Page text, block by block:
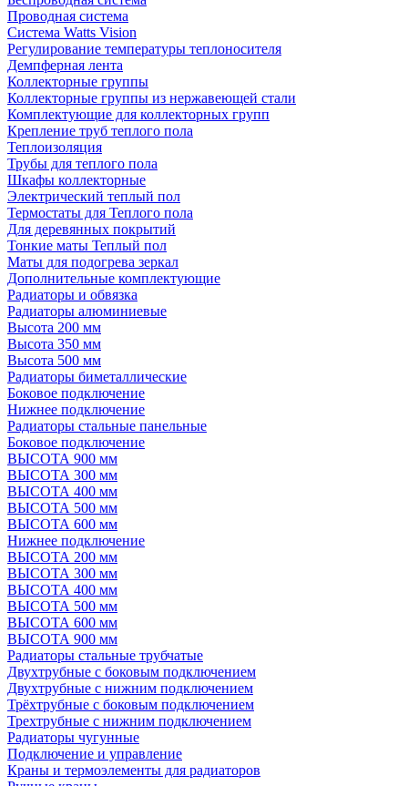
Проводная система
Система Watts Vision
Регулирование температуры теплоносителя
Демпферная лента
Коллекторные группы
Коллекторные группы из нержавеющей стали
Комплектующие для коллекторных групп
Крепление труб теплого пола
Теплоизоляция
Трубы для теплого пола
Шкафы коллекторные
Электрический теплый пол
Термостаты для Теплого пола
Для деревянных покрытий
Тонкие маты Теплый пол
Маты для подогрева зеркал
Дополнительные комплектующие
Радиаторы и обвязка
Радиаторы алюминиевые
Высота 200 мм
Высота 350 мм
Высота 500 мм
Радиаторы биметаллические
Боковое подключение
Нижнее подключение
Радиаторы стальные панельные
Боковое подключение
ВЫСОТА 900 мм
ВЫСОТА 300 мм
ВЫСОТА 400 мм
ВЫСОТА 500 мм
ВЫСОТА 600 мм
Нижнее подключение
ВЫСОТА 200 мм
ВЫСОТА 300 мм
ВЫСОТА 400 мм
ВЫСОТА 500 мм
ВЫСОТА 600 мм
ВЫСОТА 900 мм
Радиаторы стальные трубчатые
Двухтрубные с боковым подключением
Двухтрубные с нижним подключением
Трёхтрубные с боковым подключением
Трехтрубные с нижним подключением
Радиаторы чугунные
Подключение и управление
Краны и термоэлементы для радиаторов